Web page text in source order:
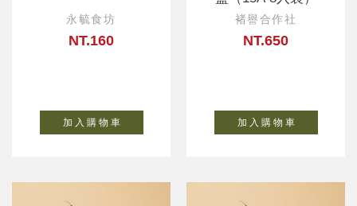
永毓食坊
NT.160
加 入 購 物 車
褚譽合作社
NT.650
加 入 購 物 車